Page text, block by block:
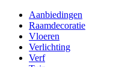
Aanbiedingen
Raamdecoratie
Vloeren
Verlichting
Verf